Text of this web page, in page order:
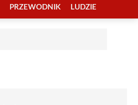
PRZEWODNIK LUDZIE